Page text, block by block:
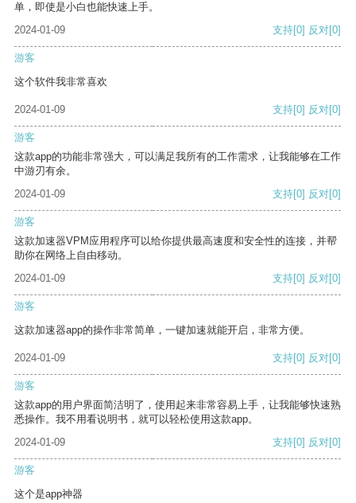
单，即使是小白也能快速上手。
2024-01-09
支持[0] 反对[0]
游客
这个软件我非常喜欢
2024-01-09 支持[0] 反对[0]
游客
这款app的功能非常强大，可以满足我所有的工作需求，让我能够在工作
中游刃有余。
2024-01-09
支持[0] 反对[0]
游客
这款加速器VPM应用程序可以给你提供最高速度和安全性的连接，并帮
助你在网络上自由移动。
2024-01-09
支持[0] 反对[0]
游客
这款加速器app的操作非常简单，一键加速就能开启，非常方便。
2024-01-09 支持[0] 反对[0]
游客
这款app的用户界面简洁明了，使用起来非常容易上手，让我能够快速熟
悉操作。我不用看说明书，就可以轻松使用这款app。
2024-01-09
支持[0] 反对[0]
游客
这个是app神器